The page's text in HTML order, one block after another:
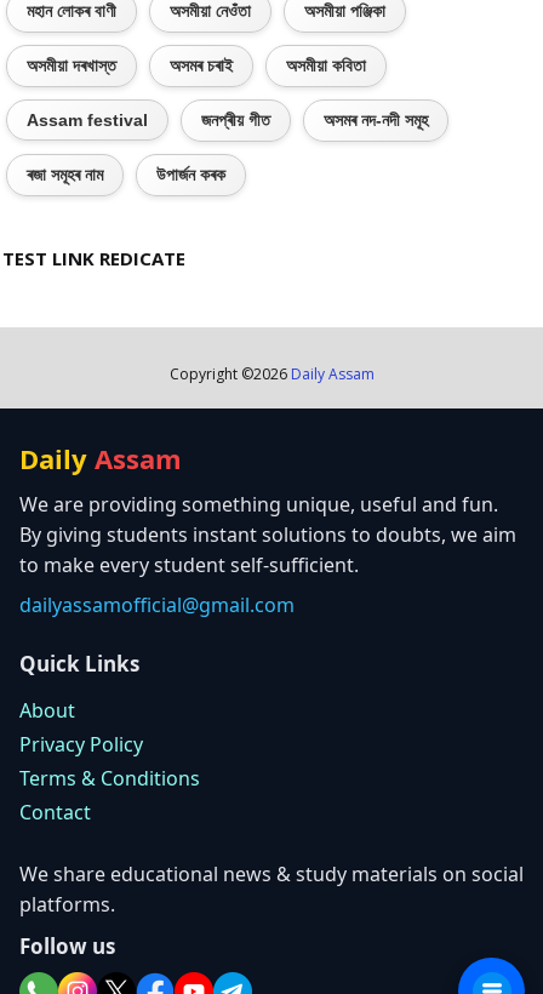
মহান লোকৰ বাণী অসমীয়া নেওঁতা অসমীয়া পঞ্জিকা
অসমীয়া দৰখাস্ত অসমৰ চৰাই অসমীয়া কবিতা
Assam festival জনপ্ৰীয় গীত অসমৰ নদ-নদী সমূহ
ৰজা সমূহৰ নাম উপাৰ্জন কৰক
TEST LINK REDICATE
Copyright ©2026 Daily Assam
Daily Assam
We are providing something unique, useful and fun.
By giving students instant solutions to doubts, we aim
to make every student self-sufficient.
dailyassamofficial@gmail.com
Quick Links
About
Privacy Policy
Terms & Conditions
Contact
We share educational news & study materials on social
platforms.
Follow us